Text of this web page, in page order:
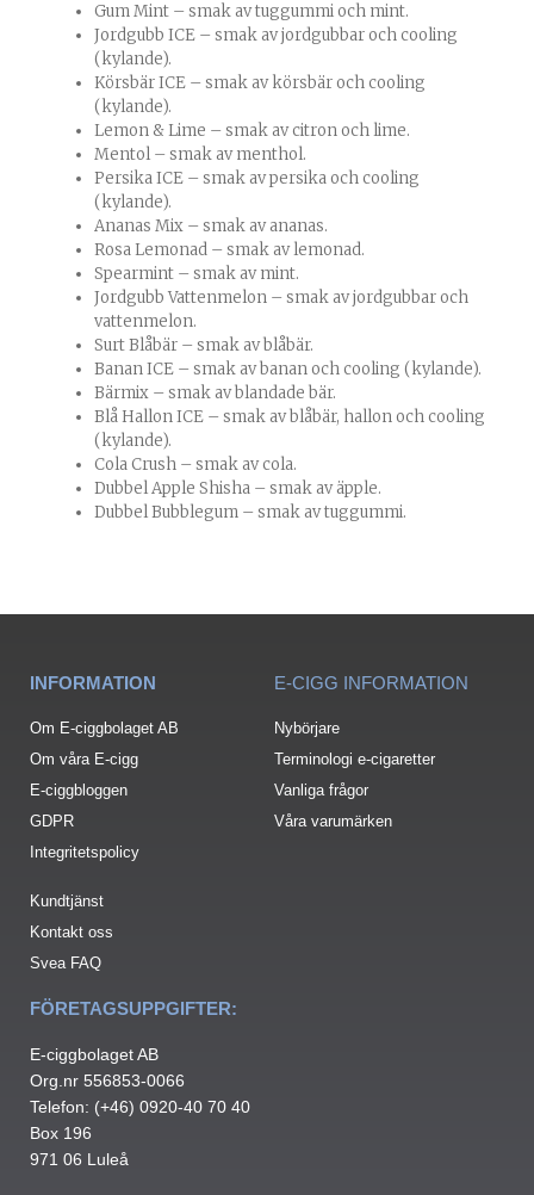
Gum Mint – smak av tuggummi och mint.
Jordgubb ICE – smak av jordgubbar och cooling
(kylande).
Körsbär ICE – smak av körsbär och cooling
(kylande).
Lemon & Lime – smak av citron och lime.
Mentol – smak av menthol.
Persika ICE – smak av persika och cooling
(kylande).
Ananas Mix – smak av ananas.
Rosa Lemonad – smak av lemonad.
Spearmint – smak av mint.
Jordgubb Vattenmelon – smak av jordgubbar och
vattenmelon.
Surt Blåbär – smak av blåbär.
Banan ICE – smak av banan och cooling (kylande).
Bärmix – smak av blandade bär.
Blå Hallon ICE – smak av blåbär, hallon och cooling
(kylande).
Cola Crush – smak av cola.
Dubbel Apple Shisha – smak av äpple.
Dubbel Bubblegum – smak av tuggummi.
INFORMATION
Om E-ciggbolaget AB
Om våra E-cigg
E-ciggbloggen
GDPR
Integritetspolicy
Kundtjänst
Kontakt oss
Svea FAQ
E-CIGG INFORMATION
Nybörjare
Terminologi e-cigaretter
Vanliga frågor
Våra varumärken
FÖRETAGSUPPGIFTER:
E-ciggbolaget AB
Org.nr 556853-0066
Telefon: (+46) 0920-40 70 40
Box 196
971 06 Luleå